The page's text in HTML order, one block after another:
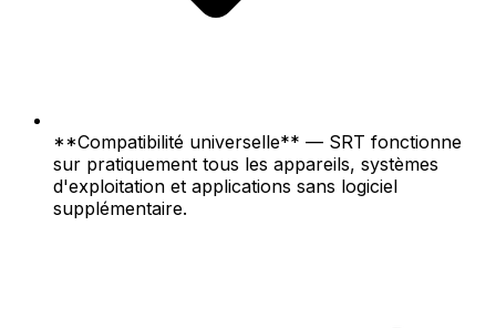
**Compatibilité universelle** — SRT fonctionne
sur pratiquement tous les appareils, systèmes
d'exploitation et applications sans logiciel
supplémentaire.